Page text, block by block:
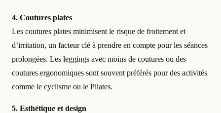
4. Coutures plates
Les coutures plates minimisent le risque de frottement et
d’irritation, un facteur clé à prendre en compte pour les séances
prolongées. Les leggings avec moins de coutures ou des
coutures ergonomiques sont souvent préférés pour des activités
comme le cyclisme ou le Pilates.
5. Esthétique et design